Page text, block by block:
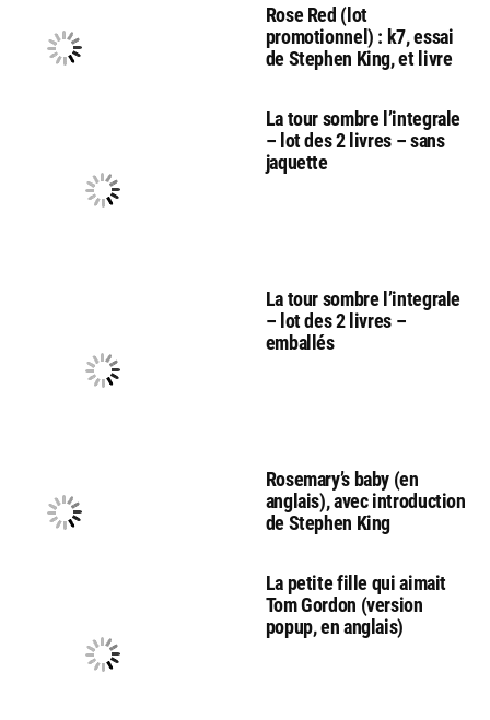
Rose Red (lot
promotionnel) : k7, essai
de Stephen King, et livre
La tour sombre l’integrale
– lot des 2 livres – sans
jaquette
La tour sombre l’integrale
– lot des 2 livres –
emballés
Rosemary’s baby (en
anglais), avec introduction
de Stephen King
La petite fille qui aimait
Tom Gordon (version
popup, en anglais)